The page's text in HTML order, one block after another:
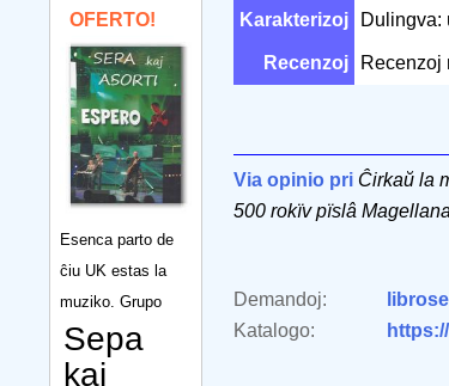
OFERTO!
Esenca parto de
ĉiu UK estas la
muziko. Grupo
Sepa
kaj
Karakterizoj Dulingva:
Recenzoj Recenzoj
Via opinio pri Ĉirkaŭ la
500 rokïv pïslâ Magellana
Demandoj:
Katalogo: